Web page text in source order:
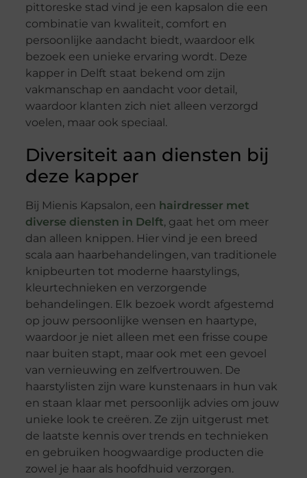
pittoreske stad vind je een kapsalon die een
combinatie van kwaliteit, comfort en
persoonlijke aandacht biedt, waardoor elk
bezoek een unieke ervaring wordt. Deze
kapper in Delft staat bekend om zijn
vakmanschap en aandacht voor detail,
waardoor klanten zich niet alleen verzorgd
voelen, maar ook speciaal.
Diversiteit aan diensten bij
deze kapper
Bij Mienis Kapsalon, een hairdresser met
diverse diensten in Delft, gaat het om meer
dan alleen knippen. Hier vind je een breed
scala aan haarbehandelingen, van traditionele
knipbeurten tot moderne haarstylings,
kleurtechnieken en verzorgende
behandelingen. Elk bezoek wordt afgestemd
op jouw persoonlijke wensen en haartype,
waardoor je niet alleen met een frisse coupe
naar buiten stapt, maar ook met een gevoel
van vernieuwing en zelfvertrouwen. De
haarstylisten zijn ware kunstenaars in hun vak
en staan klaar met persoonlijk advies om jouw
unieke look te creëren. Ze zijn uitgerust met
de laatste kennis over trends en technieken
en gebruiken hoogwaardige producten die
zowel je haar als hoofdhuid verzorgen.